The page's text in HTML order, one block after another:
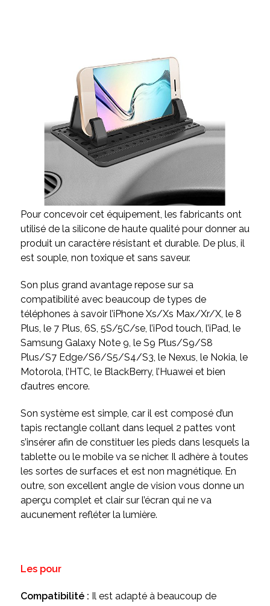
Pour concevoir cet équipement, les fabricants ont
utilisé de la silicone de haute qualité pour donner au
produit un caractère résistant et durable. De plus, il
est souple, non toxique et sans saveur.
Son plus grand avantage repose sur sa
compatibilité avec beaucoup de types de
téléphones à savoir l’iPhone Xs/Xs Max/Xr/X, le 8
Plus, le 7 Plus, 6S, 5S/5C/se, l’iPod touch, l’iPad, le
Samsung Galaxy Note 9, le S9 Plus/S9/S8
Plus/S7 Edge/S6/S5/S4/S3, le Nexus, le Nokia, le
Motorola, l’HTC, le BlackBerry, l’Huawei et bien
d’autres encore.
Son système est simple, car il est composé d’un
tapis rectangle collant dans lequel 2 pattes vont
s’insérer afin de constituer les pieds dans lesquels la
tablette ou le mobile va se nicher. Il adhère à toutes
les sortes de surfaces et est non magnétique. En
outre, son excellent angle de vision vous donne un
aperçu complet et clair sur l’écran qui ne va
aucunement refléter la lumière.
Les pour
Compatibilité : Il est adapté à beaucoup de